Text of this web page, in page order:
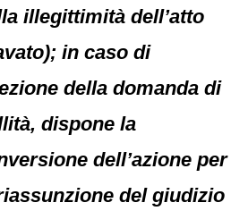
illegittimità dell’atto
in caso di
della domanda di
dispone la
dell’azione per
del giudizio